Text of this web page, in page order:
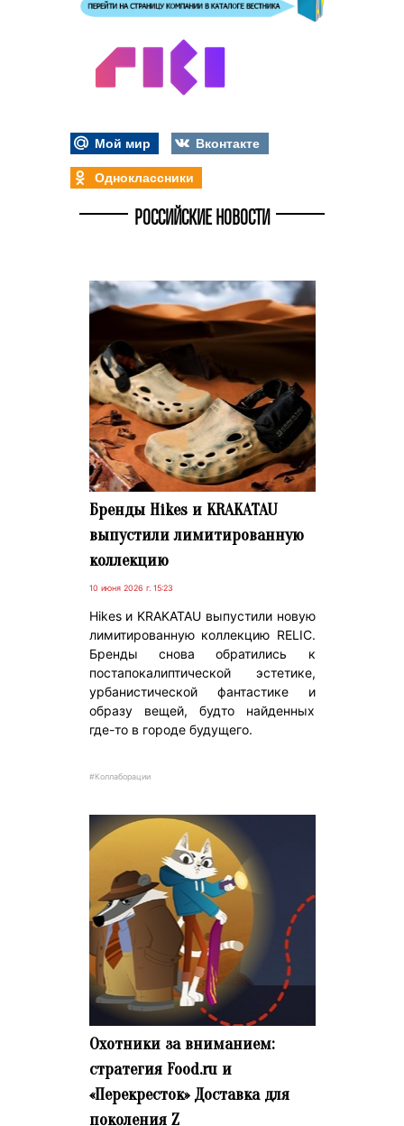
Мой мир
Вконтакте
Одноклассники
РОССИЙСКИЕ НОВОСТИ
Бренды Hikes и KRAKATAU
выпустили лимитированную
коллекцию
10 июня 2026 г. 15:23
Hikes и KRAKATAU выпустили новую
лимитированную коллекцию RELIC.
Бренды снова обратились к
постапокалиптической эстетике,
урбанистической фантастике и
образу вещей, будто найденных
где-то в городе будущего.
#Коллаборации
Охотники за вниманием:
стратегия Food.ru и
«Перекресток» Доставка для
поколения Z